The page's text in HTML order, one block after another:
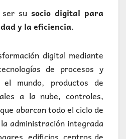
su socio digital para
y la eficiencia.
digital mediante
de procesos y
mundo, productos de
a la nube, controles,
abarcan todo el ciclo de
administración integrada